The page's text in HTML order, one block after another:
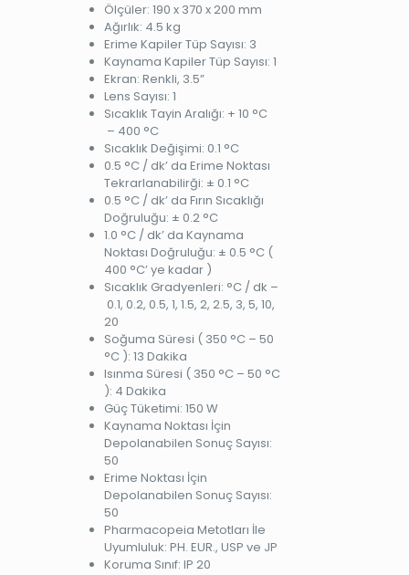
Ölçüler: 190 x 370 x 200 mm
Ağırlık: 4.5 kg
Erime Kapiler Tüp Sayısı: 3
Kaynama Kapiler Tüp Sayısı: 1
Ekran: Renkli, 3.5”
Lens Sayısı: 1
Sıcaklık Tayin Aralığı: + 10 °C
– 400 °C
Sıcaklık Değişimi: 0.1 °C
0.5 °C / dk’ da Erime Noktası
Tekrarlanabilirği: ± 0.1 °C
0.5 °C / dk’ da Fırın Sıcaklığı
Doğruluğu: ± 0.2 °C
1.0 °C / dk’ da Kaynama
Noktası Doğruluğu: ± 0.5 °C (
400 °C’ ye kadar )
Sıcaklık Gradyenleri: °C / dk –
0.1, 0.2, 0.5, 1, 1.5, 2, 2.5, 3, 5, 10,
20
Soğuma Süresi ( 350 °C – 50
°C ): 13 Dakika
Isınma Süresi ( 350 °C – 50 °C
): 4 Dakika
Güç Tüketimi: 150 W
Kaynama Noktası İçin
Depolanabilen Sonuç Sayısı:
50
Erime Noktası İçin
Depolanabilen Sonuç Sayısı:
50
Pharmacopeia Metotları İle
Uyumluluk: PH. EUR., USP ve JP
Koruma Sınıf: IP 20